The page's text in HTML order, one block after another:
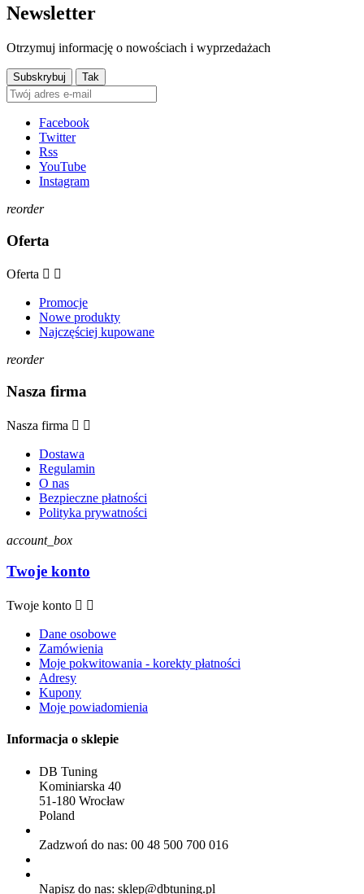
Newsletter
Otrzymuj informację o nowościach i wyprzedażach
Facebook
Twitter
Rss
YouTube
Instagram
reorder
Oferta
Oferta  
Promocje
Nowe produkty
Najczęściej kupowane
reorder
Nasza firma
Nasza firma  
Dostawa
Regulamin
O nas
Bezpieczne płatności
Polityka prywatności
account_box
Twoje konto
Twoje konto  
Dane osobowe
Zamówienia
Moje pokwitowania - korekty płatności
Adresy
Kupony
Moje powiadomienia
Informacja o sklepie
DB Tuning
Kominiarska 40
51-180 Wrocław
Poland
Zadzwoń do nas: 00 48 500 700 016
Napisz do nas: sklep@dbtuning.pl